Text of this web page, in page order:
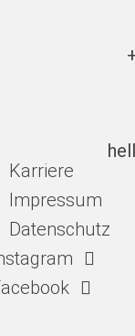
Karriere
Impressum
Datenschutz